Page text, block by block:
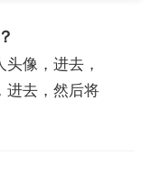
像，进去，
进去，然后将